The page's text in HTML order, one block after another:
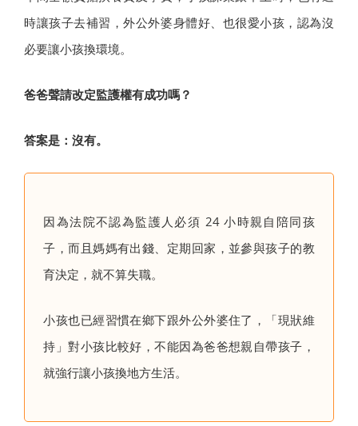
時讓孩子去補習，外公外婆身體好、也很愛小孩，認為沒
必要讓小孩換環境。
爸爸聲請改定監護權有成功嗎？
答案是：沒有。
因為法院不認為監護人必須 24 小時親自陪同孩
子，而且媽媽有出錢、定期回家，並參與孩子的教
育決定，就不算失職。
小孩也已經習慣在鄉下跟外公外婆住了，「現狀維
持」對小孩比較好，不能因為爸爸想親自帶孩子，
就強行讓小孩換地方生活。